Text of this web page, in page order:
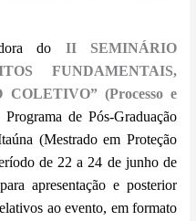
do II SEMINÁRIO
FUNDAMENTAIS,
COLETIVO” (Processo e
de Pós-Graduação
(Mestrado em Proteção
de 22 a 24 de junho de
apresentação e posterior
ao evento, em formato